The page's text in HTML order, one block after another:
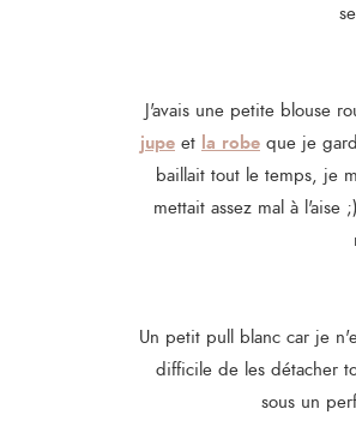
J'avais une petite blouse
jupe et la robe que je
baillait tout le temps, je
mettait assez mal à
Un petit pull blanc car je
difficile de les détacher
sous un